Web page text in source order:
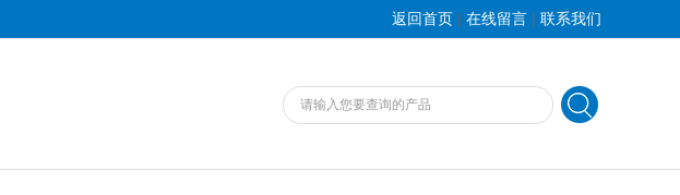
返回首页 | 在线留言 | 联系我们